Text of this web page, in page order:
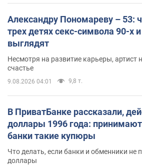
Александру Пономареву – 53:
трех детях секс-символа 90-х
выглядят
Несмотря на развитие карьеры, артист
счастье
9.08.2026 04:01 9,8 т.
В ПриватБанке рассказали,
доллары 1996 года:
банки такие купюры
Что делать, если банки и обменники не
доллары